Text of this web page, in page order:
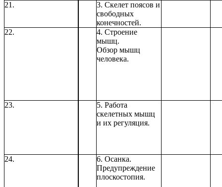
21.
3. Скелет поясов и
свободных
конечностей.
22.
4. Строение
мышц.
Обзор мышц
человека.
23.
5. Работа
скелетных мышц
и их регуляция.
24.
6. Осанка.
Предупреждение
плоскостопия.